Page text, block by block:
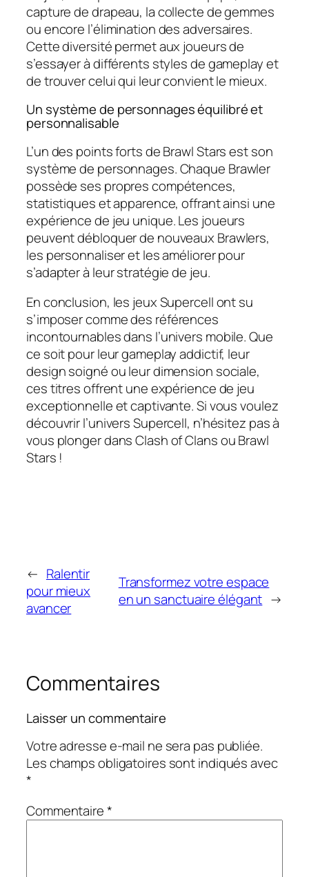
capture de drapeau, la collecte de gemmes
ou encore l’élimination des adversaires.
Cette diversité permet aux joueurs de
s’essayer à différents styles de gameplay et
de trouver celui qui leur convient le mieux.
Un système de personnages équilibré et
personnalisable
L’un des points forts de Brawl Stars est son
système de personnages. Chaque Brawler
possède ses propres compétences,
statistiques et apparence, offrant ainsi une
expérience de jeu unique. Les joueurs
peuvent débloquer de nouveaux Brawlers,
les personnaliser et les améliorer pour
s’adapter à leur stratégie de jeu.
En conclusion, les jeux Supercell ont su
s’imposer comme des références
incontournables dans l’univers mobile. Que
ce soit pour leur gameplay addictif, leur
design soigné ou leur dimension sociale,
ces titres offrent une expérience de jeu
exceptionnelle et captivante. Si vous voulez
découvrir l’univers Supercell, n’hésitez pas à
vous plonger dans Clash of Clans ou Brawl
Stars !
← Ralentir
pour mieux
avancer
Transformez votre espace
en un sanctuaire élégant →
Commentaires
Laisser un commentaire
Votre adresse e-mail ne sera pas publiée.
Les champs obligatoires sont indiqués avec
*
Commentaire*